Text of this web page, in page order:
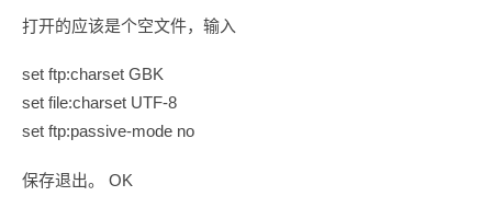
打开的应该是个空文件，输入
set ftp:charset GBK
set file:charset UTF-8
set ftp:passive-mode no
保存退出。 OK